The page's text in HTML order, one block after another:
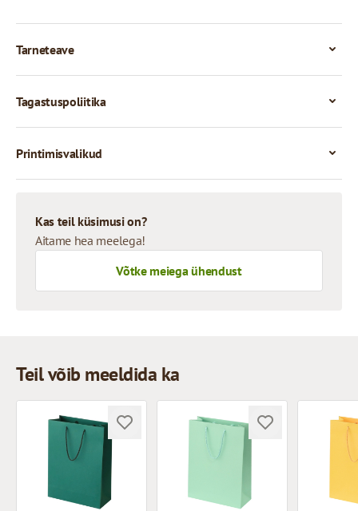
Tarneteave
Tagastuspoliitika
Printimisvalikud
Kas teil küsimusi on?
Aitame hea meelega!
Võtke meiega ühendust
Teil võib meeldida ka